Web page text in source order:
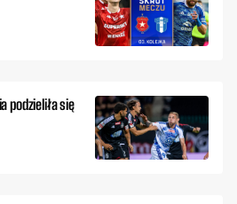
podzieliła się